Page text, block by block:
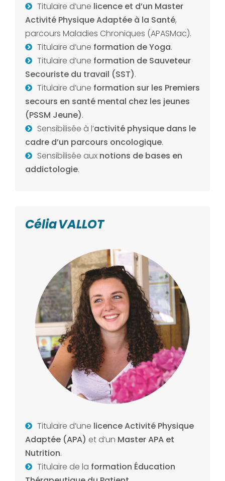
Titulaire d’une licence et d’un Master
Activité Physique Adaptée à la Santé,
parcours Maladies Chroniques (APASMac).
Titulaire d’une formation de Yoga.
Titulaire d’une formation de Sauveteur
Secouriste du travail (SST).
Titulaire d’une formation sur les Premiers
secours en santé mental chez les jeunes
(PSSM Jeune).
Sensibilisée à l’activité physique dans le
cadre d’un parcours oncologique.
Sensibilisée aux notions de bases en
addictologie.
Célia VALLOT
Titulaire d’une licence Activité Physique
Adaptée (APA) et d’un Master APA et
Nutrition.
Titulaire de la formation Éducation